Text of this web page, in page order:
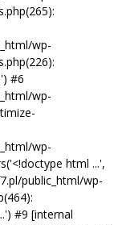
wp-
#6
wp-
wp-
html ...',
public_html/wp-
#9 [internal